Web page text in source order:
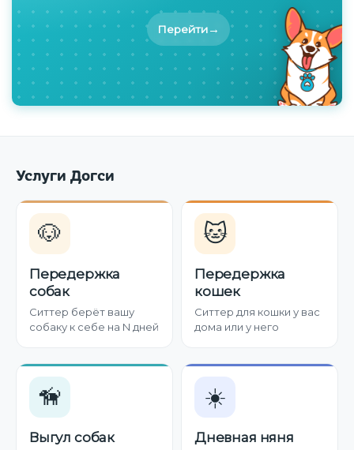
Перейти→
Услуги Догси
🐶
Передержка
собак
Ситтер берёт вашу
собаку к себе на N дней
🐱
Передержка
кошек
Ситтер для кошки у вас
дома или у него
🦮
Выгул собак
☀️
Дневная няня